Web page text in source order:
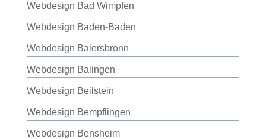
Webdesign Bad Wimpfen
Webdesign Baden-Baden
Webdesign Baiersbronn
Webdesign Balingen
Webdesign Beilstein
Webdesign Bempflingen
Webdesign Bensheim